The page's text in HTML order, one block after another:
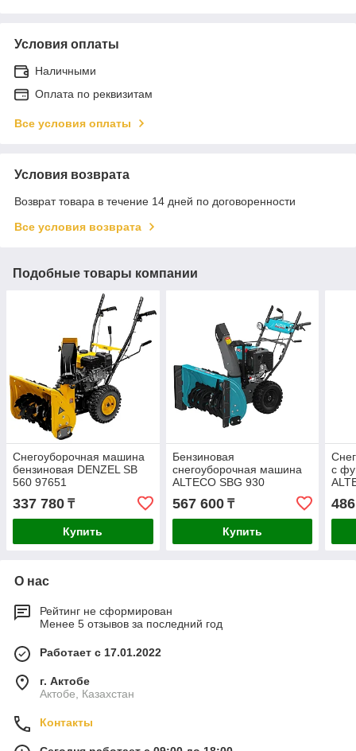
Условия оплаты
Наличными
Оплата по реквизитам
Все условия оплаты
Условия возврата
Возврат товара в течение 14 дней по договоренности
Все условия возврата
Подобные товары компании
Снегоуборочная машина
бензиновая DENZEL SB
560 97651
337 780 ₸
Купить
Бензиновая
снегоуборочная машина
ALTECO SBG 930
567 600₸
Купить
с
О нас
Рейтинг не сформирован
Менее 5 отзывов за последний год
Работает с 17.01.2022
г. Актобе
Актобе, Казахстан
Контакты